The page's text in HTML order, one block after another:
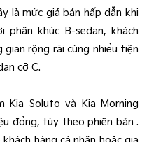
là mức giá bán hấp dẫn khi
khúc B-sedan, khách
rộng rãi cùng nhiều tiện
cỡ C.
Kia Soluto và Kia Morning
đồng, tùy theo phiên bản .